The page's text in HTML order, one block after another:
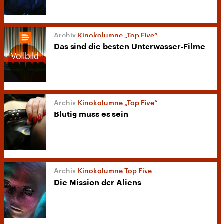
Kinokolumne „Top Five“
Das sind die besten Unterwasser-Filme
Kinokolumne „Top Five“
Blutig muss es sein
Kinokolumne Top Five
Die Mission der Aliens